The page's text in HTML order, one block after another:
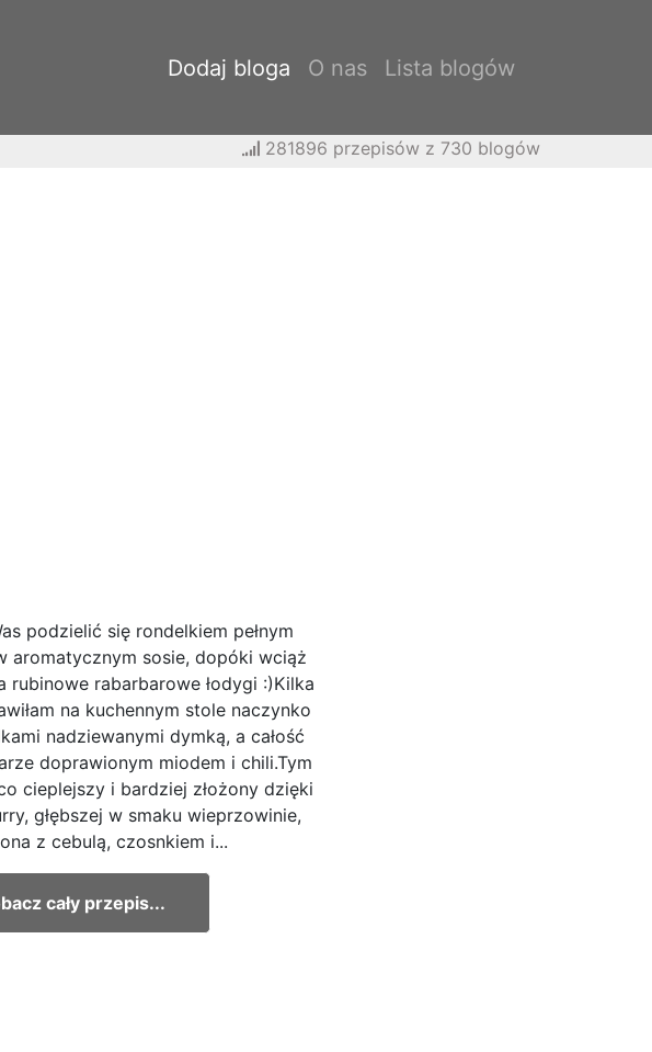
Dodaj bloga O nas Lista blogów
281896 przepisów z 730 blogów
podzielić się rondelkiem pełnym
aromatycznym sosie, dopóki wciąż
rubinowe rabarbarowe łodygi :)Kilka
na kuchennym stole naczynko
nadziewanymi dymką, a całość
doprawionym miodem i chili.Tym
cieplejszy i bardziej złożony dzięki
głębszej w smaku wieprzowinie,
z cebulą, czosnkiem i...
cały przepis...